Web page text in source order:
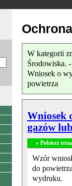
W kategorii
Środowiska.
Wniosek o
powietrza
Wniosek
gazów
» Pobierz
Wzór
do
wydruku.